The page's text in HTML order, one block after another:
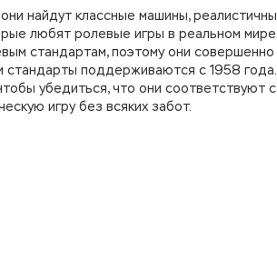
найдут классные машины,
любят ролевые игры в реальном мире.
стандартам, поэтому они
поддерживаются с 1958 года.
убедиться, что они соответствуют
игру без всяких забот.